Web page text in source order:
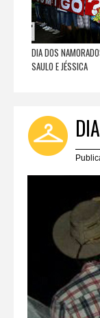
DIA DOS
SAULO E JÉSSICA